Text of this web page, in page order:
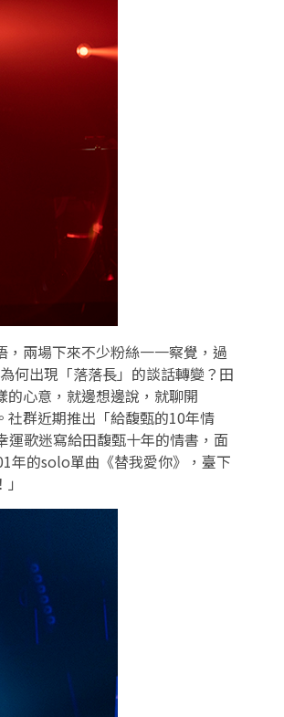
兩場下來不少粉絲一一察覺，過
何出現「落落長」的談話轉變？田
心意，就邊想邊說，就聊開
社群近期推出「給馥甄的10年情
運歌迷寫給田馥甄十年的情書，面
年的solo單曲《替我愛你》，臺下